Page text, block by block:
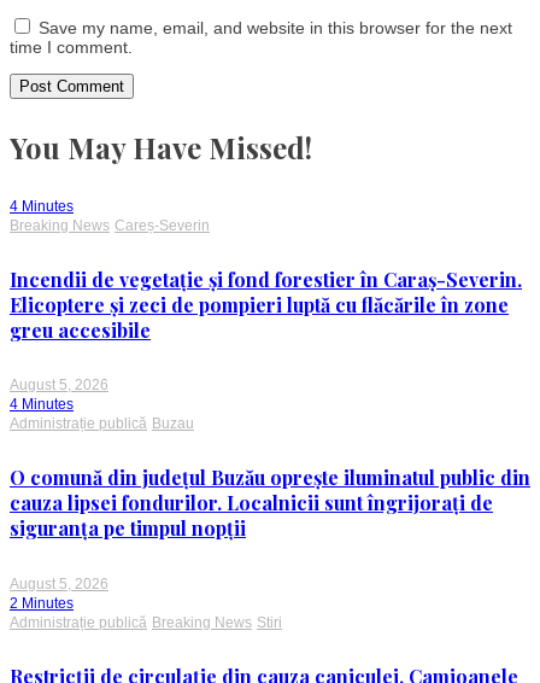
Save my name, email, and website in this browser for the next
time I comment.
You May Have Missed!
4 Minutes
Breaking News Careș-Severin
Incendii de vegetație și fond forestier în Caraș-Severin.
Elicoptere și zeci de pompieri luptă cu flăcările în zone
greu accesibile
August 5, 2026
4 Minutes
Administrație publică Buzau
O comună din județul Buzău oprește iluminatul public din
cauza lipsei fondurilor. Localnicii sunt îngrijorați de
siguranța pe timpul nopții
August 5, 2026
2 Minutes
Administrație publică Breaking News Stiri
Restricții de circulație din cauza caniculei. Camioanele